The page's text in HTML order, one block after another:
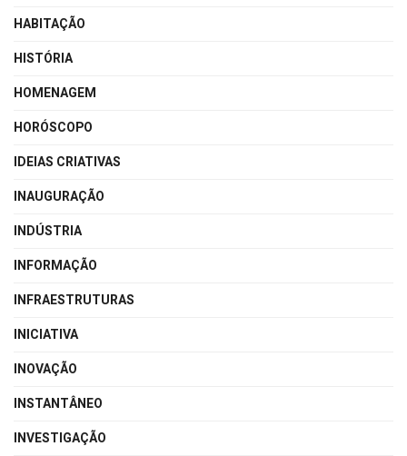
HABITAÇÃO
HISTÓRIA
HOMENAGEM
HORÓSCOPO
IDEIAS CRIATIVAS
INAUGURAÇÃO
INDÚSTRIA
INFORMAÇÃO
INFRAESTRUTURAS
INICIATIVA
INOVAÇÃO
INSTANTÂNEO
INVESTIGAÇÃO